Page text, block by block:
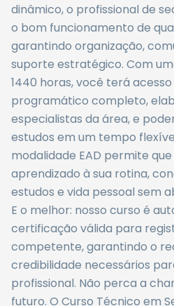
dinâmico, o profissional de
o bom funcionamento de
garantindo organização,
suporte estratégico. Com
1440 horas, você terá
programático completo,
especialistas da área, e
estudos em um tempo
modalidade EAD permite
aprendizado à sua rotina,
estudos e vida pessoal sem
E o melhor: nosso curso é
certificação válida para
competente, garantindo o
credibilidade necessários
profissional. Não perca a
futuro. O Curso Técnico em